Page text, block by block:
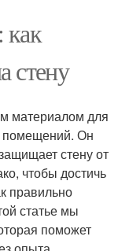
как
стену
материалом для
помещений. Он
стену от
чтобы достичь
правильно
статье мы
поможет